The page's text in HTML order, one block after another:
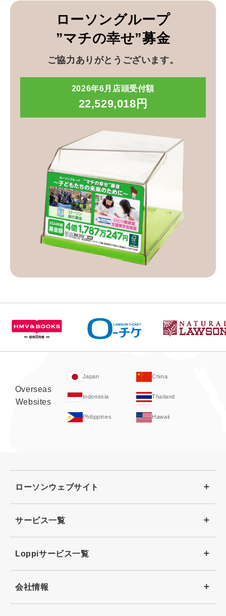
ローソングループ
”マチの幸せ”募金
ご協力ありがとうございます。
2026年6月店頭受付額
22,529,018円
Overseas
Websites
Japan China
Indonesia Thailand
Philippines Hawaii
ローソンウェブサイト
サービス一覧
Loppiサービス一覧
会社情報